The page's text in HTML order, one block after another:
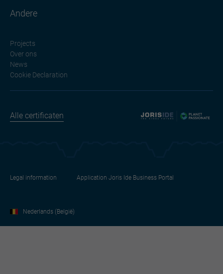
Andere
Projects
Over ons
News
Cookie Declaration
Alle certificaten
Legal information Application Joris Ide Business Portal
Nederlands (België)